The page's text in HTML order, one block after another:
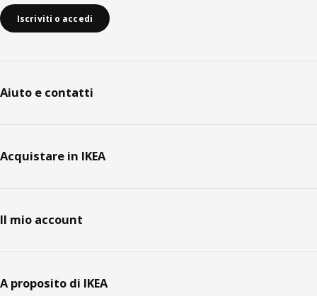
Iscriviti o accedi
Aiuto e contatti
Acquistare in IKEA
Il mio account
A proposito di IKEA